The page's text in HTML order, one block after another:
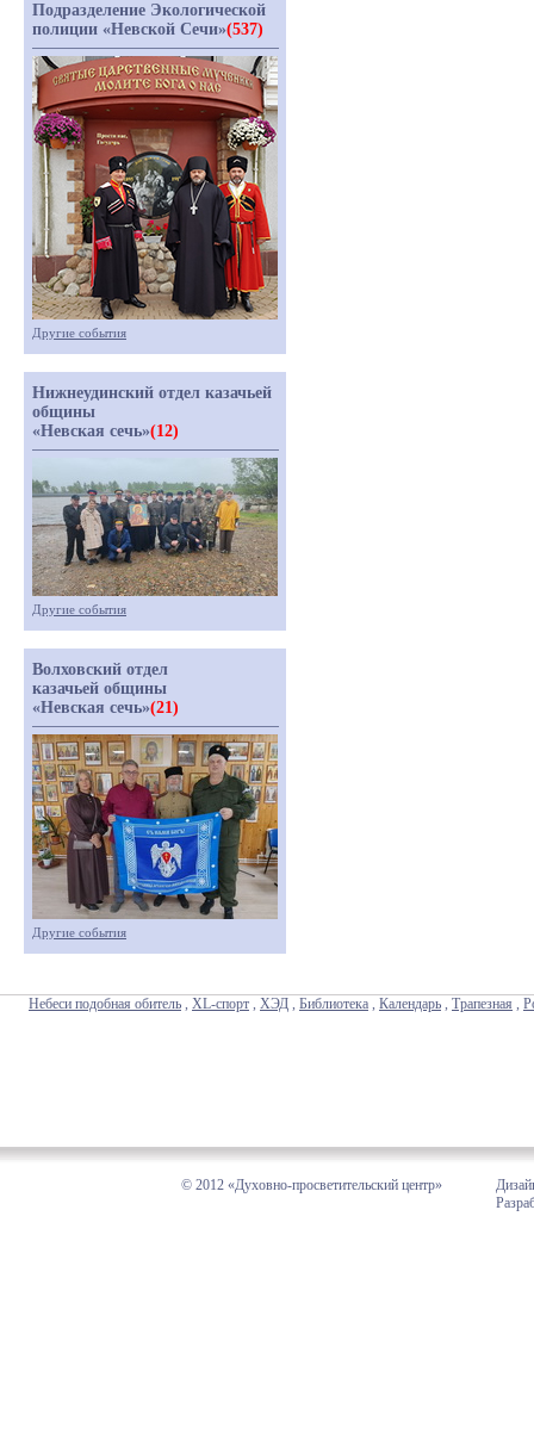
Подразделение Экологической
полиции «Невской Сечи»(537)
Другие события
Нижнеудинский отдел казачьей
общины
«Невская сечь»(12)
Другие события
Волховский отдел
казачьей общины
«Невская сечь»(21)
Другие события
Небеси подобная обитель , XL-спорт , ХЭД , Библиотека , Календарь , Трапезная ,
© 2012 «Духовно-просветительский центр»